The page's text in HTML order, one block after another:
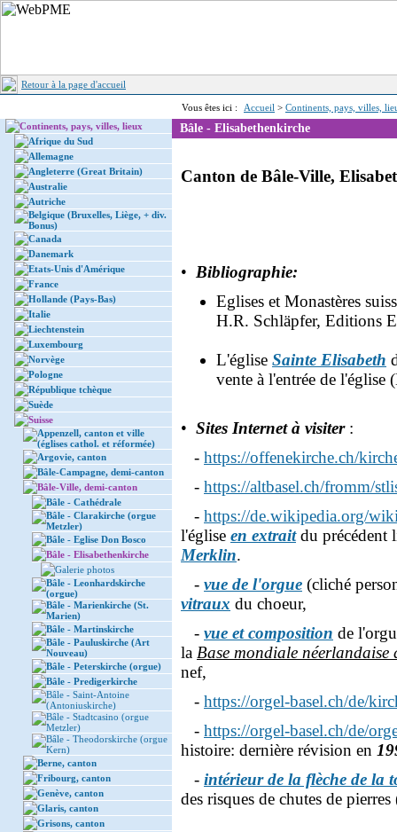
Retour à la page d'accueil
Vous êtes ici : Accueil > Continents, pays, villes,
Continents, pays, villes, lieux
Afrique du Sud
Allemagne
Angleterre (Great Britain)
Australie
Autriche
Belgique (Bruxelles, Liège, + div.
Bonus)
Canada
Danemark
Etats-Unis d'Amérique
France
Hollande (Pays-Bas)
Italie
Liechtenstein
Luxembourg
Norvège
Pologne
République tchèque
Suède
Suisse
Appenzell, canton et ville
(églises cathol. et réformée)
Argovie, canton
Bâle-Campagne, demi-canton
Bâle-Ville, demi-canton
Bâle - Cathédrale
Bâle - Clarakirche (orgue
Metzler)
Bâle - Eglise Don Bosco
Bâle - Elisabethenkirche
Galerie photos
Bâle - Leonhardskirche
(orgue)
Bâle - Marienkirche (St.
Marien)
Bâle - Martinskirche
Bâle - Pauluskirche (Art
Nouveau)
Bâle - Peterskirche (orgue)
Bâle - Predigerkirche
Bâle - Saint-Antoine
(Antoniuskirche)
Bâle - Stadtcasino (orgue
Metzler)
Bâle - Theodorskirche (orgue
Kern)
Berne, canton
Fribourg, canton
Genève, canton
Glaris, canton
Grisons, canton
Bâle - Elisabethenkirche
Canton de Bâle-Ville,
• Bibliographie:
Eglises et Monastères
H.R. Schläpfer, Editions
L'église Sainte Elisabeth
vente à l'entrée de l'église
• Sites Internet à visiter:
- https://offenekirche.ch/
- https://altbasel.ch/fromm/
- https://de.wikipedia.org/
l'église en extraitdu précédent
Merklin.
- vue de l'orgue (cliché
vitraux du choeur,
- vue et composition de
la Base mondiale néerlandaise
nef,
- https://orgel-basel.ch/de/
- https://orgel-basel.ch/de/
histoire: dernière révision en
- intérieur de la flèche de la
des risques de chutes de